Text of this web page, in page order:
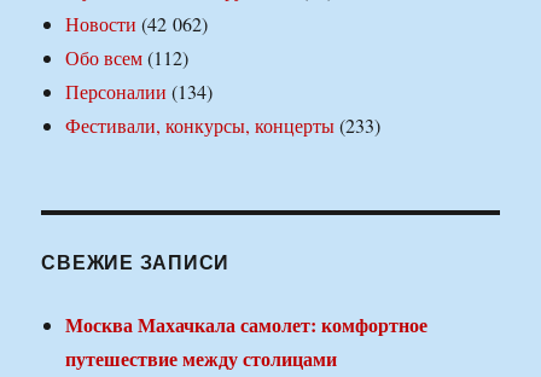
Новости (42 062)
Обо всем(112)
Персоналии (134)
Фестивали, конкурсы, концерты(233)
СВЕЖИЕ ЗАПИСИ
Москва Махачкала самолет: комфортное
путешествие между столицами